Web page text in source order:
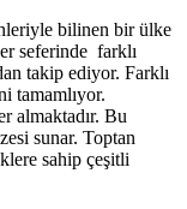
bilinen bir ülke
seferinde farklı
takip ediyor. Farklı
tamamlıyor.
almaktadır. Bu
sunar. Toptan
sahip çeşitli